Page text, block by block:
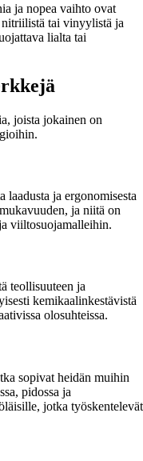
ja nopea vaihto ovat
nitriilistä tai vinyylistä ja
lialta tai
joista jokainen on
laadusta ja ergonomisesta
ja niitä on
viiltosuojamalleihin.
teollisuuteen ja
kemikaalinkestävistä
olosuhteissa.
sopivat heidän muihin
pidossa ja
jotka työskentelevät